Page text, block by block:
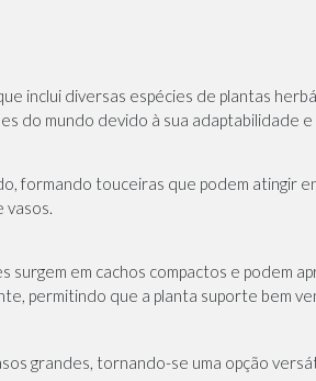
inclui diversas espécies de plantas
do mundo devido à sua adaptabilidade
formando touceiras que podem atingir
vasos.
em cachos compactos e podem
permitindo que a planta suporte bem
grandes, tornando-se uma opção